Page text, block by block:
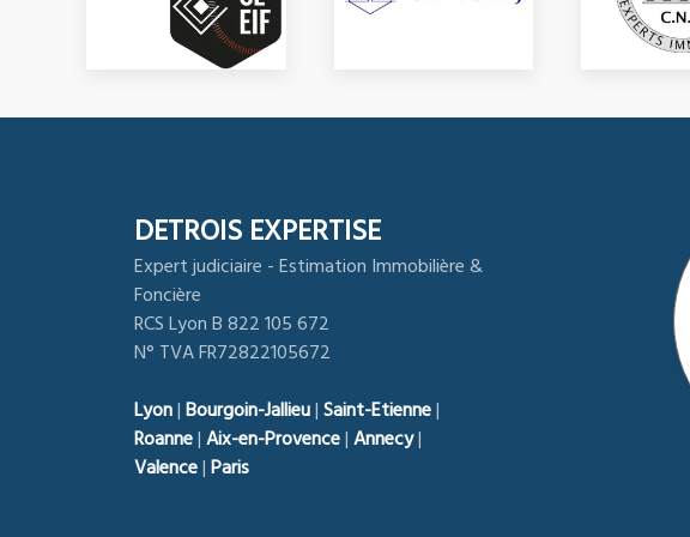
DETROIS EXPERTISE
Expert judiciaire - Estimation Immobilière &
Foncière
RCS Lyon B 822 105 672
N° TVA FR72822105672
Lyon|Bourgoin-Jallieu|Saint-Etienne|
Roanne|Aix-en-Provence|Annecy|
Valence|Paris